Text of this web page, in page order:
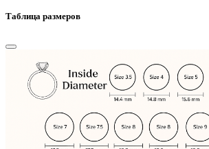
Таблица размеров